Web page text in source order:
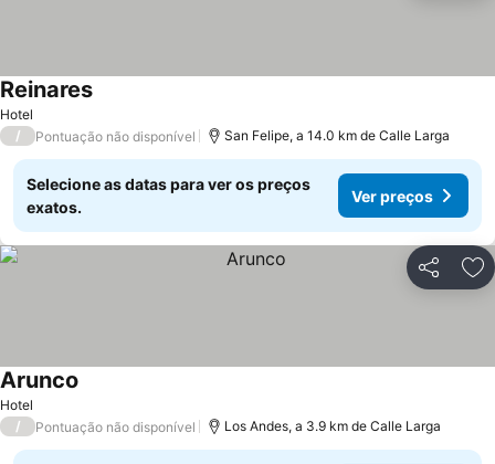
Hotel
Reinares
/ Pontuação não disponível San Felipe, a 14.0 km de Calle Larga
Selecione as datas para ver os preços
exatos.
Ver preços
Partilhar
Hotel
Arunco
/ Pontuação não disponível Los Andes, a 3.9 km de Calle Larga